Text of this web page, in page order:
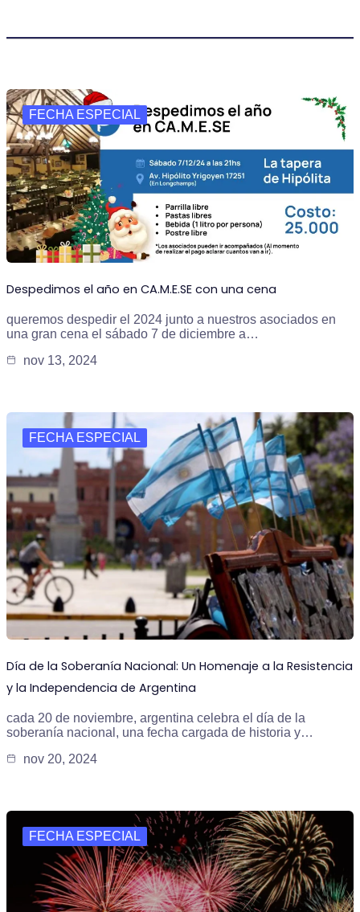
FECHA ESPECIAL
Despedimos el año en CA.M.E.SE con una cena
queremos despedir el 2024 junto a nuestros asociados en
una gran cena el sábado 7 de diciembre a…
nov 13, 2024
FECHA ESPECIAL
Día de la Soberanía Nacional: Un Homenaje a la Resistencia
y la Independencia de Argentina
cada 20 de noviembre, argentina celebra el día de la
soberanía nacional, una fecha cargada de historia y…
nov 20, 2024
FECHA ESPECIAL